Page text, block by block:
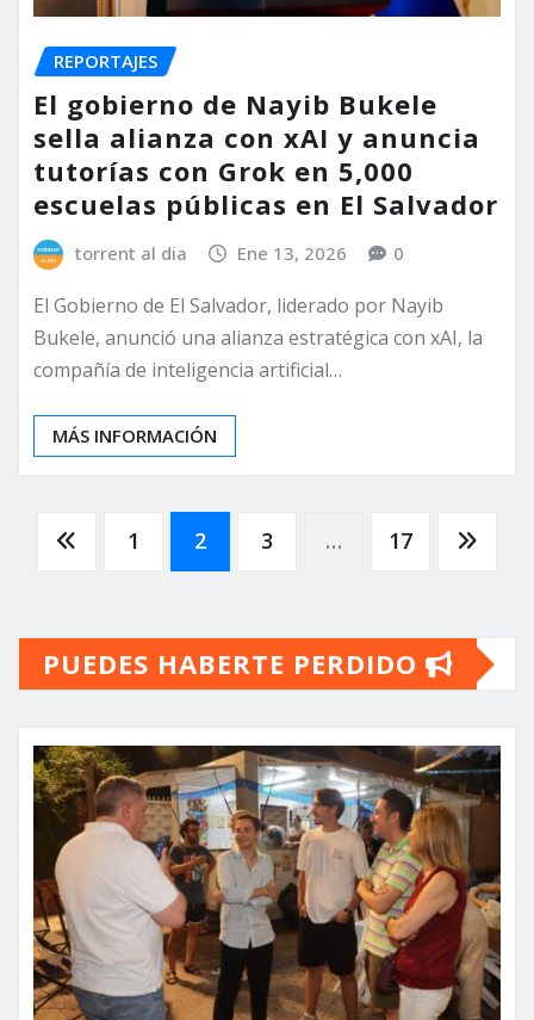
REPORTAJES
El gobierno de Nayib Bukele
sella alianza con xAI y anuncia
tutorías con Grok en 5,000
escuelas públicas en El Salvador
torrent al dia Ene 13, 2026 0
El Gobierno de El Salvador, liderado por Nayib
Bukele, anunció una alianza estratégica con xAI, la
compañía de inteligencia artificial…
MÁS INFORMACIÓN
Paginación
entradas
1 2 3 … 17
PUEDES HABERTE PERDIDO